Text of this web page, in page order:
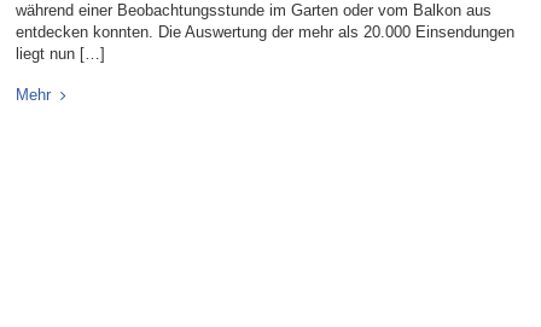
während einer Beobachtungsstunde im Garten oder vom Balkon aus
entdecken konnten. Die Auswertung der mehr als 20.000 Einsendungen
liegt nun […]
Mehr